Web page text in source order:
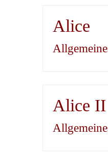
Alice
Alice II